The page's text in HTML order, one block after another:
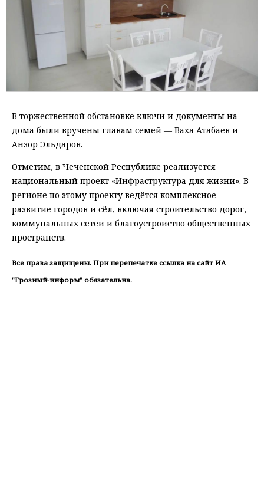
В торжественной обстановке ключи и документы на
дома были вручены главам семей — Ваха Атабаев и
Анзор Эльдаров.
Отметим, в Чеченской Республике реализуется
национальный проект «Инфраструктура для жизни». В
регионе по этому проекту ведётся комплексное
развитие городов и сёл, включая строительство дорог,
коммунальных сетей и благоустройство общественных
пространств.
Все права защищены. При перепечатке ссылка на сайт ИА
"Грозный-информ" обязательна.